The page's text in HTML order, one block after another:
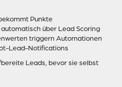
Punkte
über Lead Scoring
triggern Automationen
Lead-Notifications
Leads, bevor sie selbst